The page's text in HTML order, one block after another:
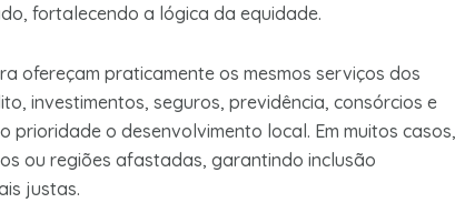
fortalecendo a lógica da equidade.
ofereçam praticamente os mesmos serviços dos
investimentos, seguros, previdência, consórcios e
o desenvolvimento local. Em muitos casos,
ou regiões afastadas, garantindo inclusão
justas.